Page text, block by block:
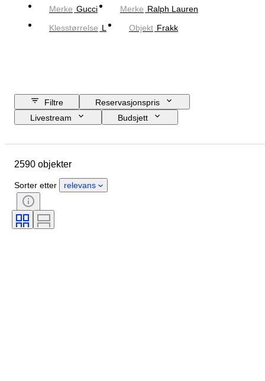
Merke Gucci Merke Ralph Lauren
Klesstørrelse L Objekt Frakk
Filtre
Reservasjonspris
Livestream
Budsjett
Materiale
Stil
Klesstørrelse
Æra
Skjortekrage størrelse
2590 objekter
Sorter etter relevans